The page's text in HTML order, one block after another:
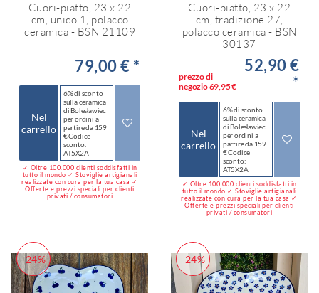
Cuori-piatto, 23 x 22
cm, unico 1, polacco
ceramica - BSN 21109
79,00 € *
Nel
carrello
6% di sconto
sulla ceramica
di Bolesławiec
per ordini a
partire da 159
€ Codice
sconto:
AT5X2A
✓ Oltre 100.000 clienti soddisfatti in
tutto il mondo ✓ Stoviglie artigianali
realizzate con cura per la tua casa ✓
Offerte e prezzi speciali per clienti
privati / consumatori
Cuori-piatto, 23 x 22
cm, tradizione 27,
polacco ceramica - BSN
30137
prezzo di
negozio69,95 €
52,90 €
*
Nel
carrello
6% di sconto
sulla ceramica
di Bolesławiec
per ordini a
partire da 159
€ Codice
sconto:
AT5X2A
✓ Oltre 100.000 clienti soddisfatti in
tutto il mondo ✓ Stoviglie artigianali
realizzate con cura per la tua casa ✓
Offerte e prezzi speciali per clienti
privati / consumatori
-24% -24%